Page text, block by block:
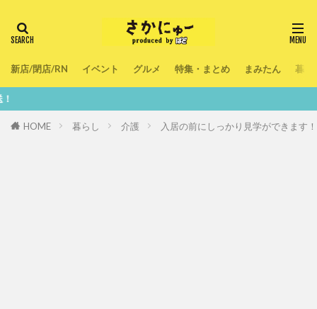
新店/閉店/RN イベント グルメ 特集・まとめ まみたん 暮ら
HOME 暮らし 介護 入居の前にしっかり見学ができます